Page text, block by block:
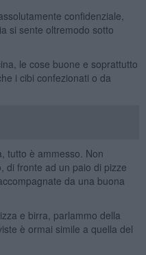
confidenziale,
si sente oltremodo sotto
le cose buone e soprattutto
i cibi confezionati o da
tutto è ammesso. Non
di fronte ad un paio di pizze
da una buona
e birra, parlammo della
è ormai simile a quella del